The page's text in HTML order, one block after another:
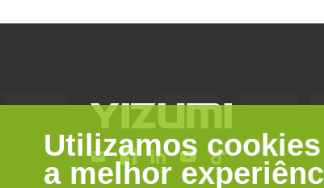
Utilizamos
a melhor